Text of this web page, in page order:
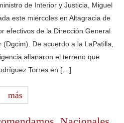
de Interior y Justicia, Miguel
este miércoles en Altagracia de
efectivos de la Dirección General
De acuerdo a la LaPatilla,
allanaron el terreno que
Torres en […]
más